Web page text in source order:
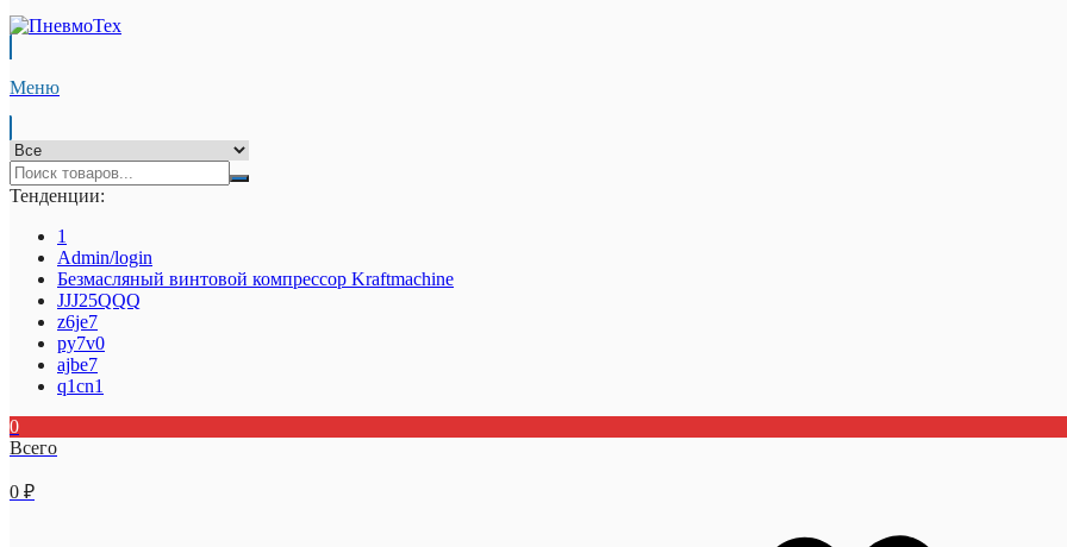
Меню
Тенденции:
1
Admin/login
Безмасляный винтовой компрессор Kraftmaсhine
JJJ25QQQ
z6je7
py7v0
ajbe7
q1cn1
0
Всего
0 ₽